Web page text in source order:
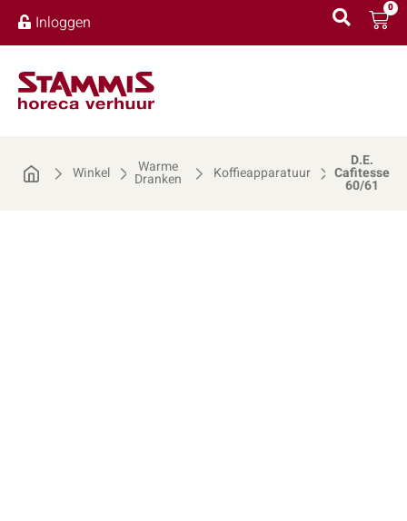
Inloggen
0
Winkel Warme
Dranken Koffieapparatuur
D.E.
Cafitesse
60/61